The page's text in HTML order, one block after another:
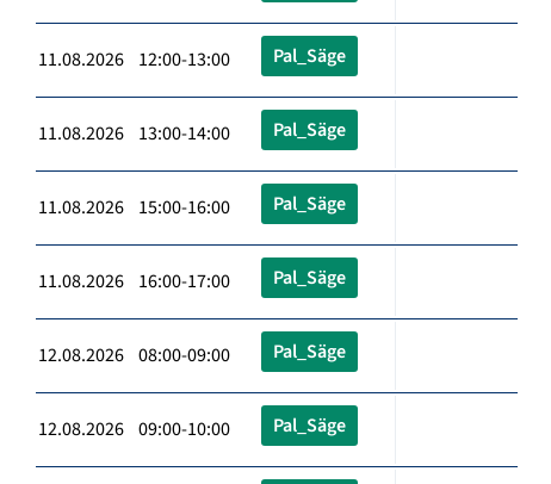
11.08.2026 12:00-13:00 Pal_Säge
11.08.2026 13:00-14:00 Pal_Säge
11.08.2026 15:00-16:00 Pal_Säge
11.08.2026 16:00-17:00 Pal_Säge
12.08.2026 08:00-09:00 Pal_Säge
12.08.2026 09:00-10:00 Pal_Säge